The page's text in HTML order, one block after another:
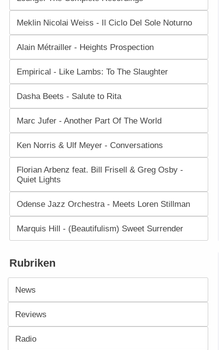
Meklin Nicolai Weiss - Il Ciclo Del Sole Noturno
Alain Métrailler - Heights Prospection
Empirical - Like Lambs: To The Slaughter
Dasha Beets - Salute to Rita
Marc Jufer - Another Part Of The World
Ken Norris & Ulf Meyer - Conversations
Florian Arbenz feat. Bill Frisell & Greg Osby -
Quiet Lights
Odense Jazz Orchestra - Meets Loren Stillman
Marquis Hill - (Beautifulism) Sweet Surrender
Rubriken
News
Reviews
Radio